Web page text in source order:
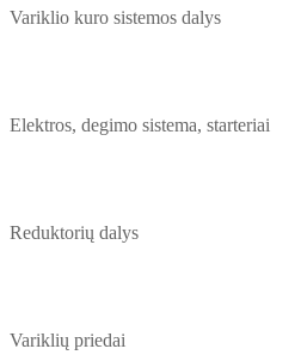
Variklio kuro sistemos dalys
Elektros, degimo sistema, starteriai
Reduktorių dalys
Variklių priedai